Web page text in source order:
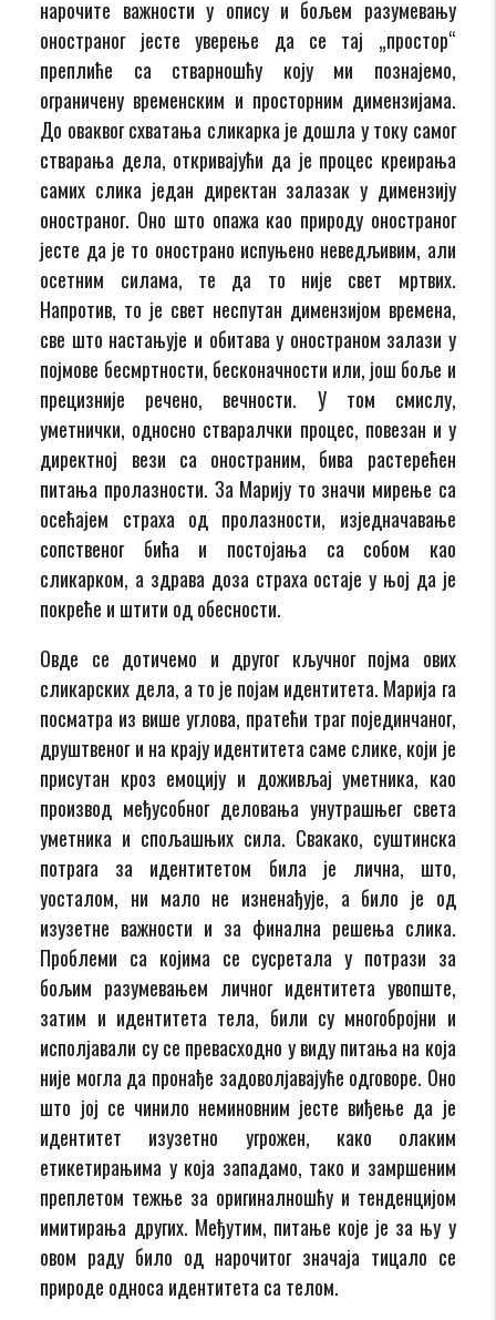
нарочите важности у опису и бољем разумевању
оностраног јесте уверење да се тај „простор“
преплиће са стварношћу коју ми познајемо,
ограничену временским и просторним димензијама.
До оваквог схватања сликарка је дошла у току самог
стварања дела, откривајући да је процес креирања
самих слика један директан залазак у димензију
оностраног. Оно што опажа као природу оностраног
јесте да је то онострано испуњено неведљивим, али
осетним силама, те да то није свет мртвих.
Напротив, то је свет неспутан димензијом времена,
све што настањује и обитава у оностраном залази у
појмове бесмртности, бесконачности или, још боље и
прецизније речено, вечности. У том смислу,
уметнички, односно стваралчки процес, повезан и у
директној вези са оностраним, бива растерећен
питања пролазности. За Марију то значи мирење са
осећајем страха од пролазности, изједначавање
сопственог бића и постојања са собом као
сликарком, а здрава доза страха остаје у њој да је
покреће и штити од обесности.
Овде се дотичемо и другог кључног појма ових
сликарских дела, а то је појам идентитета. Марија га
посматра из више углова, пратећи траг појединчаног,
друштвеног и на крају идентитета саме слике, који је
присутан кроз емоцију и доживљај уметника, као
производ међусобног деловања унутрашњег света
уметника и спољашњих сила. Свакако, суштинска
потрага за идентитетом била је лична, што,
уосталом, ни мало не изненађује, а било је од
изузетне важности и за финална решења слика.
Проблеми са којима се сусретала у потрази за
бољим разумевањем личног идентитета увопште,
затим и идентитета тела, били су многобројни и
исполјавали су се превасходно у виду питања на која
није могла да пронађе задоволјавајуће одговоре. Оно
што јој се чинило неминовним јесте виђење да је
идентитет изузетно угрожен, како олаким
етикетирањима у која западамо, тако и замршеним
преплетом тежње за оригиналношћу и тенденцијом
имитирања других. Међутим, питање које је за њу у
овом раду било од нарочитог значаја тицало се
природе односа идентитета са телом.